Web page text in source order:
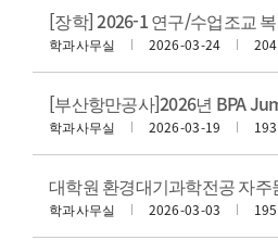
학과사무실 2026-03-24 204
학과사무실 2026-03-19 193
학과사무실 2026-03-03 195